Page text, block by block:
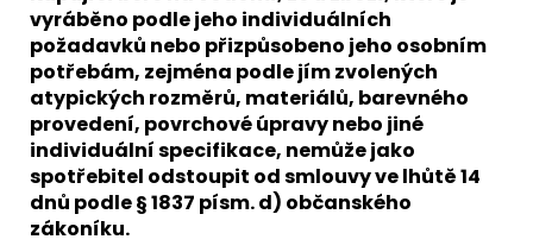
vyráběno podle jeho individuálních
požadavků nebo přizpůsobeno jeho osobním
potřebám, zejména podle jím zvolených
atypických rozměrů, materiálů, barevného
provedení, povrchové úpravy nebo jiné
individuální specifikace, nemůže jako
spotřebitel odstoupit od smlouvy ve lhůtě 14
dnů podle § 1837 písm. d) občanského
zákoníku.